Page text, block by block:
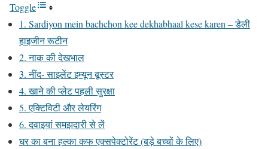
Toggle
1. Sardiyon mein bachchon kee dekhabhaal kese karen – डेली
हाइजीन रूटीन
2. नाक की देखभाल
3. नींद- साइलेंट इम्यून बूस्टर
4. खाने की प्लेट पहली सुरक्षा
5. एक्टिविटी और लेयरिंग
6. दवाइयां समझदारी से लें
घर का बना हल्का कफ एक्सपेक्टोरेंट (बड़े बच्चों के लिए)